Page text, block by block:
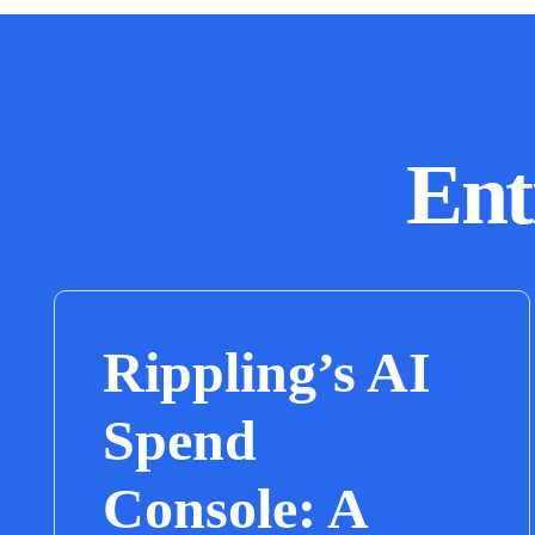
Rippling’s AI
Spend
Console: A